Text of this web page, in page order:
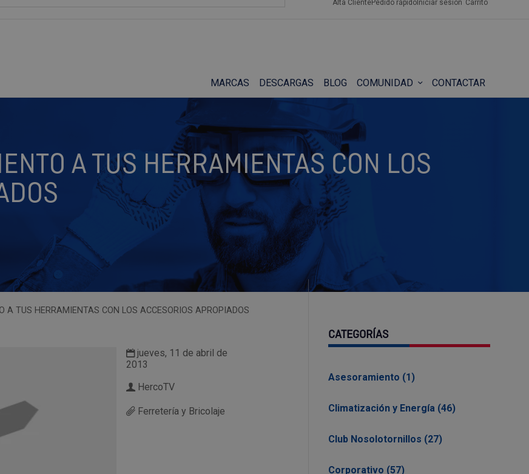
Alta ClientePedido rápido Iniciar sesión Carrito
MARCAS DESCARGAS BLOG COMUNIDAD CONTACTAR
A TUS HERRAMIENTAS CON LOS
A TUS HERRAMIENTAS CON LOS ACCESORIOS APROPIADOS
jueves, 11 de abril de
2013
HercoTV
Ferretería y Bricolaje
CATEGORÍAS
Asesoramiento (1)
Climatización y Energía (46)
Club Nosolotornillos (27)
Corporativo (57)